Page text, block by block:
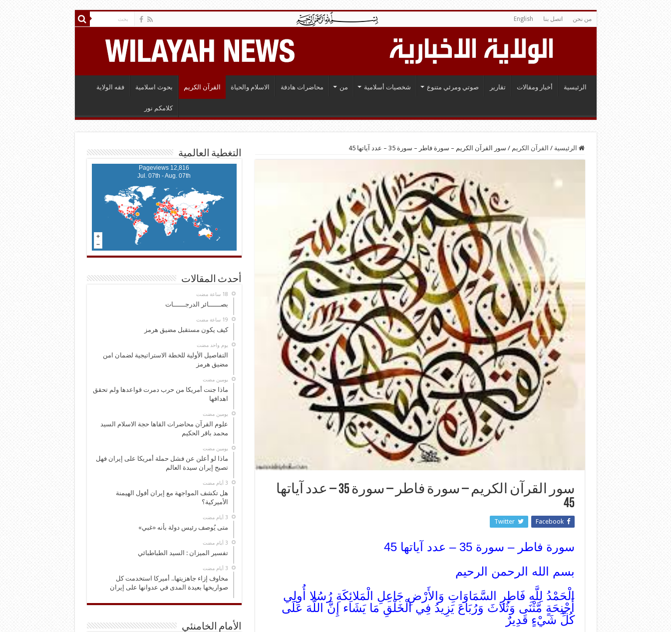
من نحن اتصل بنا English
الرئيسية أخبار ومقالات تقارير صوتي ومرئي متنوع شخصيات أسلامية من محاضرات هادفة الاسلام والحياة القرآن الكريم بحوث اسلامية فقه الولاية
كلامكم نور
الرئيسية / القرآن الكريم / سور القرآن الكريم – سورة فاطر – سورة 35 – عدد آياتها 45
سور القرآن الكريم – سورة فاطر – سورة 35 – عدد آياتها
45
Facebook
Twitter
سورة فاطر – سورة 35 – عدد آياتها 45
بسم الله الرحمن الرحيم
الْحَمْدُ لِلَّهِ فَاطِرِ السَّمَاوَاتِ وَالأَرْضِ جَاعِلِ الْمَلائِكَةِ رُسُلا أُولِي
أَجْنِحَةٍ مَّثْنَى وَثُلاثَ وَرُبَاعَ يَزِيدُ فِي الْخَلْقِ مَا يَشَاء إِنَّ اللَّهَ عَلَى
كُلِّ شَيْءٍ قَدِيرٌ
التغطية العالمية
12,816 Pageviews
Jul. 07th - Aug. 07th
أحدث المقالات
بصــــــائر الدرجــــــات
كيف يكون مستقبل مضيق هرمز
‏يوم واحد مضت
التفاصيل الأولية للخطة الاستراتيجية لضمان امن
مضيق هرمز
‏يومين مضت
ماذا جنت أمريكا من حرب دمرت قواعدها ولم تحقق
اهدافها
‏يومين مضت
علوم القرآن محاضرات القاها حجة الاسلام السيد
محمد باقر الحكيم
‏يومين مضت
ماذا لو أعلن عن فشل حملة أمريكا على إيران فهل
تصبح إيران سيدة العالم
هل تكشف المواجهة مع إيران أفول الهيمنة
الأميركية؟
متى يُوصف رئيس دولة بأنه «غبي»
تفسير الميزان : السيد الطباطبائي
مخاوف إزاء جاهزيتها.. أميركا استخدمت كل
صواريخها بعيدة المدى في عدوانها على إيران
الأمام الخامنئي